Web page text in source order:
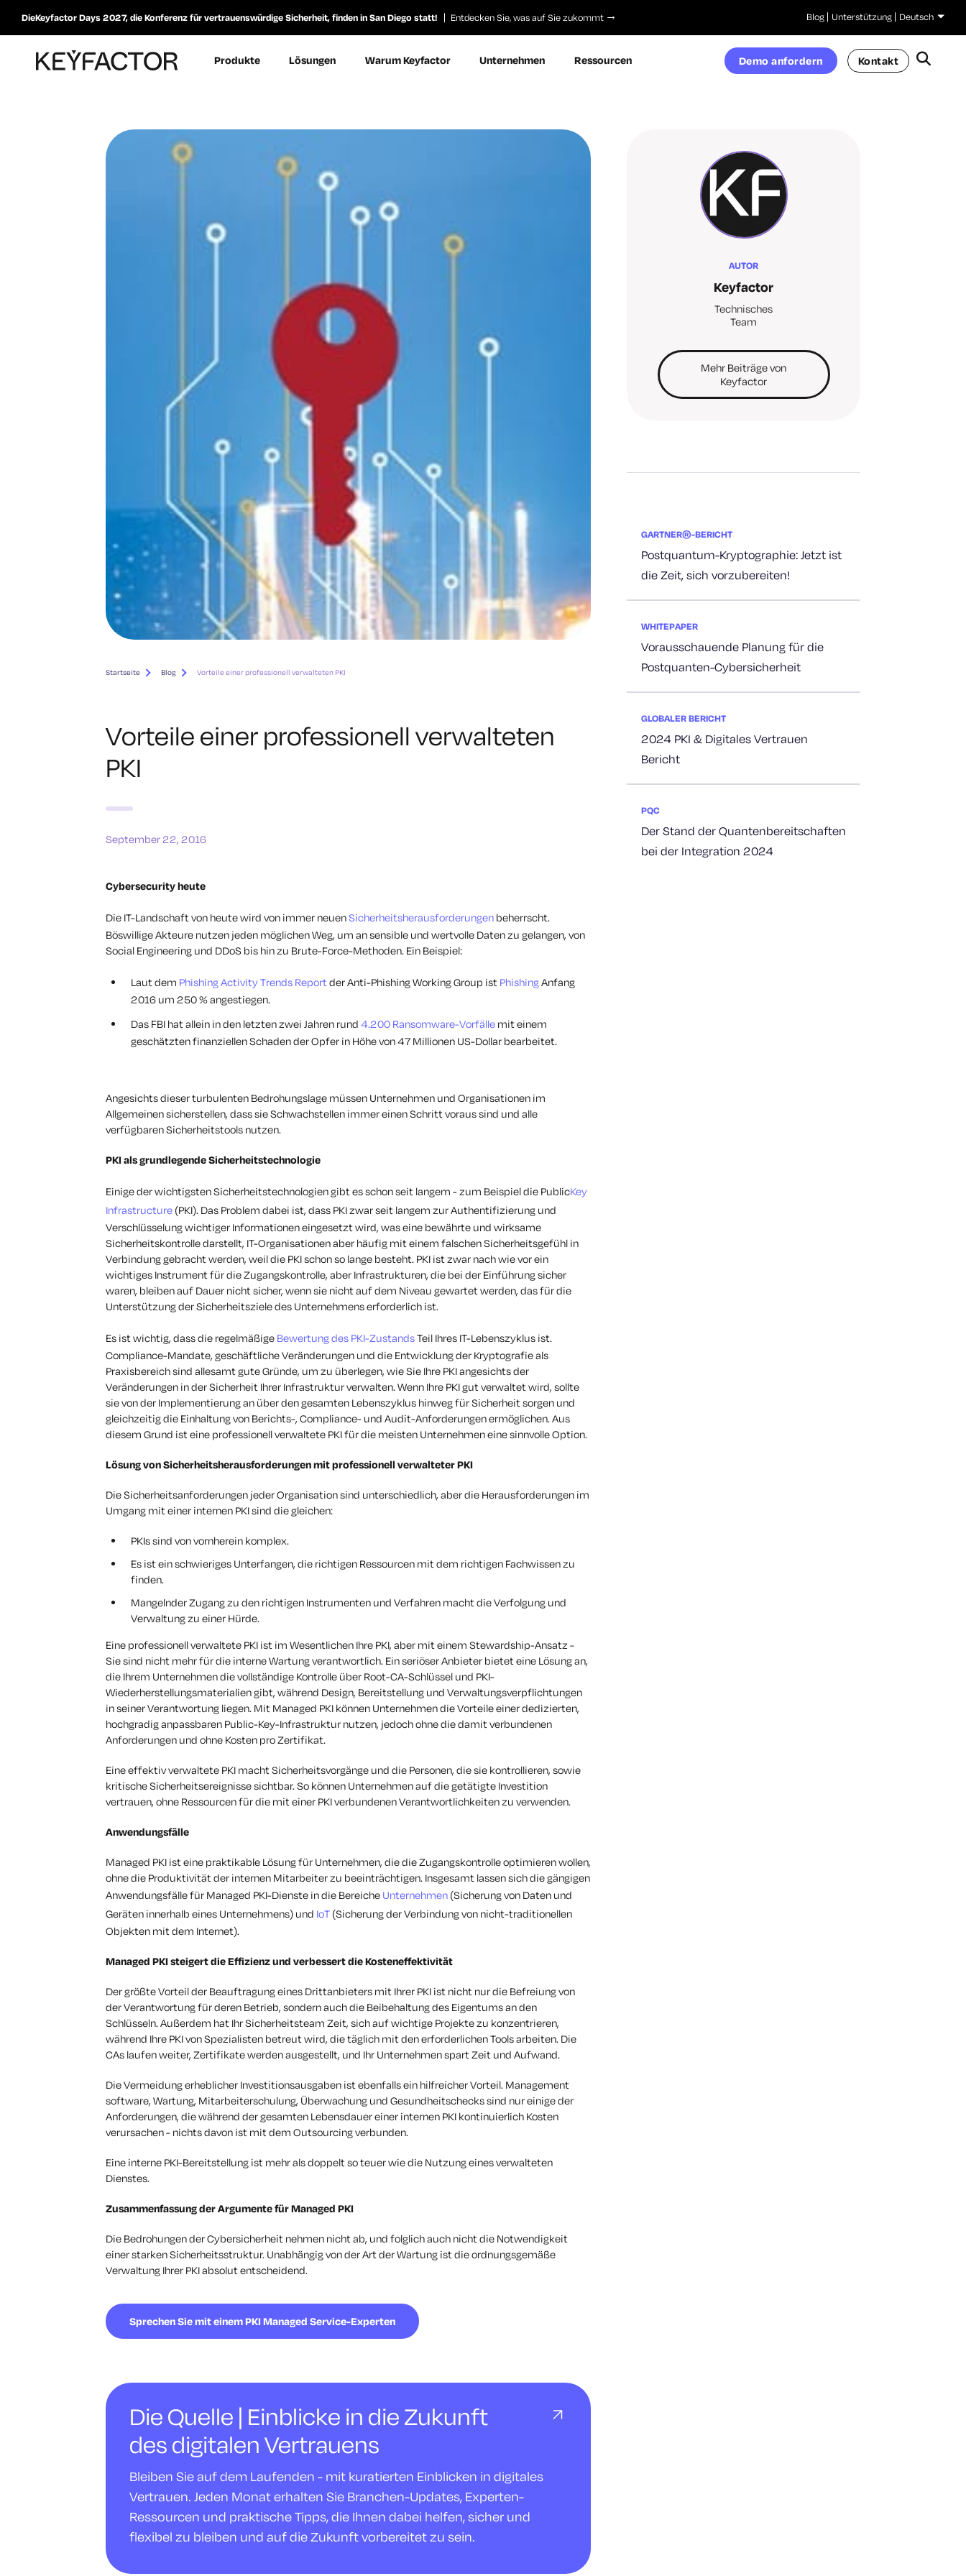
DieKeyfactor Days 2027, die Konferenz für vertrauenswürdige Sicherheit, finden in San Diego statt! Entdecken Sie, was auf Sie zukommt Blog Unterstützung Deutsch
Produkte Lösungen Warum Keyfactor Unternehmen Ressourcen Demo anfordern Kontakt
Startseite Blog Vorteile einer professionell verwalteten PKI
Vorteile einer professionell verwalteten
PKI
September 22, 2016
Cybersecurity heute
Die IT-Landschaft von heute wird von immer neuenSicherheitsherausforderungen beherrscht.
Böswillige Akteure nutzen jeden möglichen Weg, um an sensible und wertvolle Daten zu gelangen, von
Social Engineering und DDoS bis hin zu Brute-Force-Methoden. Ein Beispiel:
Laut dem Phishing Activity Trends Report der Anti-Phishing Working Group ist PhishingAnfang
2016 um 250 % angestiegen.
Das FBI hat allein in den letzten zwei Jahren rund 4.200 Ransomware-Vorfälle mit einem
geschätzten finanziellen Schaden der Opfer in Höhe von 47 Millionen US-Dollar bearbeitet.
Angesichts dieser turbulenten Bedrohungslage müssen Unternehmen und Organisationen im
Allgemeinen sicherstellen, dass sie Schwachstellen immer einen Schritt voraus sind und alle
verfügbaren Sicherheitstools nutzen.
PKI als grundlegende Sicherheitstechnologie
Einige der wichtigsten Sicherheitstechnologien gibt es schon seit langem - zum Beispiel die PublicKey
Infrastructure (PKI). Das Problem dabei ist, dass PKI zwar seit langem zur Authentifizierung und
Verschlüsselung wichtiger Informationen eingesetzt wird, was eine bewährte und wirksame
Sicherheitskontrolle darstellt, IT-Organisationen aber häufig mit einem falschen Sicherheitsgefühl in
Verbindung gebracht werden, weil die PKI schon so lange besteht. PKI ist zwar nach wie vor ein
wichtiges Instrument für die Zugangskontrolle, aber Infrastrukturen, die bei der Einführung sicher
waren, bleiben auf Dauer nicht sicher, wenn sie nicht auf dem Niveau gewartet werden, das für die
Unterstützung der Sicherheitsziele des Unternehmens erforderlich ist.
Es ist wichtig, dass die regelmäßige Bewertung des PKI-ZustandsTeil Ihres IT-Lebenszyklus ist.
Compliance-Mandate, geschäftliche Veränderungen und die Entwicklung der Kryptografie als
Praxisbereich sind allesamt gute Gründe, um zu überlegen, wie Sie Ihre PKI angesichts der
Veränderungen in der Sicherheit Ihrer Infrastruktur verwalten. Wenn Ihre PKI gut verwaltet wird, sollte
sie von der Implementierung an über den gesamten Lebenszyklus hinweg für Sicherheit sorgen und
gleichzeitig die Einhaltung von Berichts-, Compliance- und Audit-Anforderungen ermöglichen. Aus
diesem Grund ist eine professionell verwaltete PKI für die meisten Unternehmen eine sinnvolle Option.
Lösung von Sicherheitsherausforderungen mit professionell verwalteter PKI
Die Sicherheitsanforderungen jeder Organisation sind unterschiedlich, aber die Herausforderungen im
Umgang mit einer internen PKI sind die gleichen:
PKIs sind von vornherein komplex.
Es ist ein schwieriges Unterfangen, die richtigen Ressourcen mit dem richtigen Fachwissen zu
finden.
Mangelnder Zugang zu den richtigen Instrumenten und Verfahren macht die Verfolgung und
Verwaltung zu einer Hürde.
Eine professionell verwaltete PKI ist im Wesentlichen Ihre PKI, aber mit einem Stewardship-Ansatz -
Sie sind nicht mehr für die interne Wartung verantwortlich. Ein seriöser Anbieter bietet eine Lösung an,
die Ihrem Unternehmen die vollständige Kontrolle über Root-CA-Schlüssel und PKI-
Wiederherstellungsmaterialien gibt, während Design, Bereitstellung und Verwaltungsverpflichtungen
in seiner Verantwortung liegen. Mit Managed PKI können Unternehmen die Vorteile einer dedizierten,
hochgradig anpassbaren Public-Key-Infrastruktur nutzen, jedoch ohne die damit verbundenen
Anforderungen und ohne Kosten pro Zertifikat.
Eine effektiv verwaltete PKI macht Sicherheitsvorgänge und die Personen, die sie kontrollieren, sowie
kritische Sicherheitsereignisse sichtbar. So können Unternehmen auf die getätigte Investition
vertrauen, ohne Ressourcen für die mit einer PKI verbundenen Verantwortlichkeiten zu verwenden.
Anwendungsfälle
Managed PKI ist eine praktikable Lösung für Unternehmen, die die Zugangskontrolle optimieren wollen,
ohne die Produktivität der internen Mitarbeiter zu beeinträchtigen. Insgesamt lassen sich die gängigen
Anwendungsfälle für Managed PKI-Dienste in die Bereiche Unternehmen (Sicherung von Daten und
Geräten innerhalb eines Unternehmens) und IoT (Sicherung der Verbindung von nicht-traditionellen
Objekten mit dem Internet).
Managed PKI steigert die Effizienz und verbessert die Kosteneffektivität
Der größte Vorteil der Beauftragung eines Drittanbieters mit Ihrer PKI ist nicht nur die Befreiung von
der Verantwortung für deren Betrieb, sondern auch die Beibehaltung des Eigentums an den
Schlüsseln. Außerdem hat Ihr Sicherheitsteam Zeit, sich auf wichtige Projekte zu konzentrieren,
während Ihre PKI von Spezialisten betreut wird, die täglich mit den erforderlichen Tools arbeiten. Die
CAs laufen weiter, Zertifikate werden ausgestellt, und Ihr Unternehmen spart Zeit und Aufwand.
Die Vermeidung erheblicher Investitionsausgaben ist ebenfalls ein hilfreicher Vorteil. Management
software, Wartung, Mitarbeiterschulung, Überwachung und Gesundheitschecks sind nur einige der
Anforderungen, die während der gesamten Lebensdauer einer internen PKI kontinuierlich Kosten
verursachen - nichts davon ist mit dem Outsourcing verbunden.
Eine interne PKI-Bereitstellung ist mehr als doppelt so teuer wie die Nutzung eines verwalteten
Dienstes.
Zusammenfassung der Argumente für Managed PKI
Die Bedrohungen der Cybersicherheit nehmen nicht ab, und folglich auch nicht die Notwendigkeit
einer starken Sicherheitsstruktur. Unabhängig von der Art der Wartung ist die ordnungsgemäße
Verwaltung Ihrer PKI absolut entscheidend.
Sprechen Sie mit einem PKI Managed Service-Experten
Die Quelle | Einblicke in die Zukunft
des digitalen Vertrauens
Bleiben Sie auf dem Laufenden - mit kuratierten Einblicken in digitales
Vertrauen. Jeden Monat erhalten Sie Branchen-Updates, Experten-
Ressourcen und praktische Tipps, die Ihnen dabei helfen, sicher und
flexibel zu bleiben und auf die Zukunft vorbereitet zu sein.
AUTOR
Keyfactor
Technisches
Team
Mehr Beiträge von
Keyfactor
GARTNER®-BERICHT
Postquantum-Kryptographie: Jetzt ist
die Zeit, sich vorzubereiten!
WHITEPAPER
Vorausschauende Planung für die
Postquanten-Cybersicherheit
GLOBALER BERICHT
2024 PKI & Digitales Vertrauen
Bericht
PQC
Der Stand der Quantenbereitschaften
bei der Integration 2024